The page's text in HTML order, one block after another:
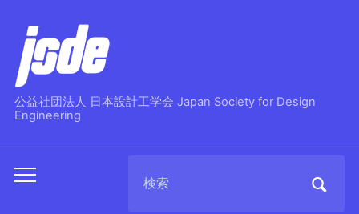
公益社団法人 日本設計工学会 Japan Society for Design
Engineering
Toggle
for: